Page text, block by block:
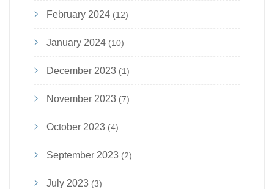
February 2024 (12)
January 2024 (10)
December 2023 (1)
November 2023 (7)
October 2023 (4)
September 2023 (2)
July 2023 (3)